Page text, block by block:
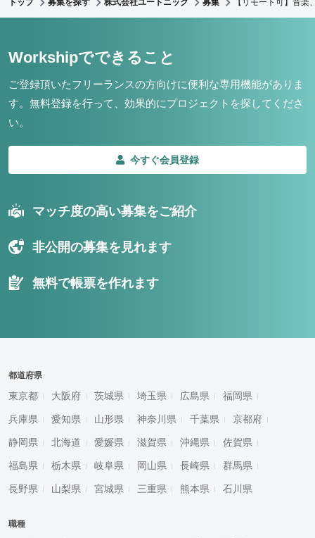
トップ 募集を探す 株式会社ユートニック 募集 【リモート可】音
Workshipでできること
ご登録頂いたフリーランスの方向けに便利な専用機能がありま
す。 無料登録を行って、効果的にプロジェクトを探してくださ
い。
今すぐ会員登録
マッチ度の高い募集をご紹介
非公開の募集を見れます
無料で帳票を作れます
都道府県
東京都 大阪府 茨城県 埼玉県 広島県 福岡県
兵庫県 愛知県 山形県 神奈川県 千葉県 京都府
静岡県 北海道 愛媛県 滋賀県 沖縄県 佐賀県
福島県 栃木県 岐阜県 岡山県 長崎県 群馬県
長野県 山梨県 宮城県 三重県 熊本県 石川県
職種